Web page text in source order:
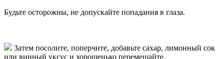
Будьте осторожны, не допускайте попадания в глаза.
Затем посолите, поперчите, добавьте сахар, лимонный сок
или винный уксус и хорошенько перемешайте.